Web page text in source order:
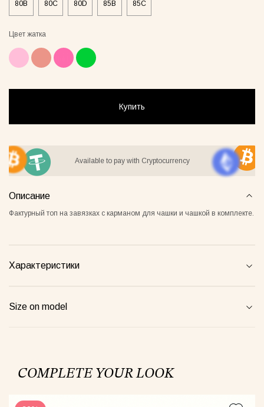
Lover Suit
Taurus Pajamas
80B 80C 80D 85B 85C
Цвет жатка
Купить
Available to pay with Cryptocurrency
Описание
Фактурный топ на завязках с карманом для чашки и чашкой в комплекте.
Характеристики
Size on model
COMPLETE YOUR LOOK